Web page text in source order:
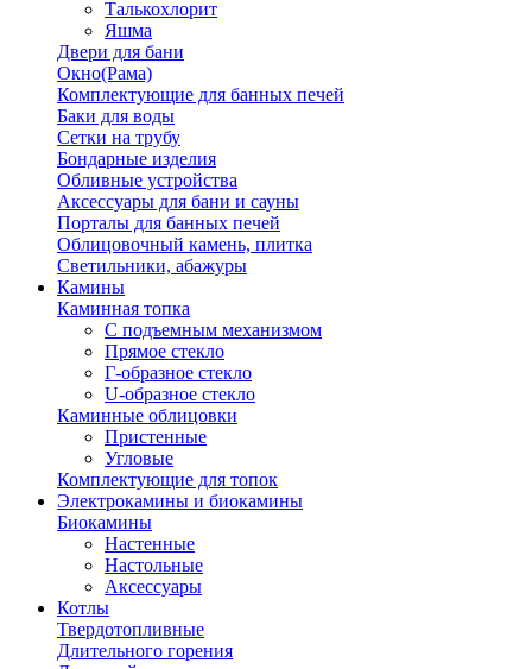
Талькохлорит
Яшма
Двери для бани
Окно(Рама)
Комплектующие для банных печей
Баки для воды
Сетки на трубу
Бондарные изделия
Обливные устройства
Аксессуары для бани и сауны
Порталы для банных печей
Облицовочный камень, плитка
Светильники, абажуры
Камины
Каминная топка
С подъемным механизмом
Прямое стекло
Г-образное стекло
U-образное стекло
Каминные облицовки
Пристенные
Угловые
Комплектующие для топок
Электрокамины и биокамины
Биокамины
Настенные
Настольные
Аксессуары
Котлы
Твердотопливные
Длительного горения